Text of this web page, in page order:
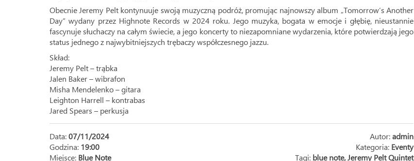
Obecnie Jeremy Pelt kontynuuje swoją muzyczną podróż, promując najnowszy album „Tomorrow’s Another
Day” wydany przez Highnote Records w 2024 roku. Jego muzyka, bogata w emocje i głębię, nieustannie
fascynuje słuchaczy na całym świecie, a jego koncerty to niezapomniane wydarzenia, które potwierdzają jego
status jednego z najwybitniejszych trębaczy współczesnego jazzu.
Skład:
Jeremy Pelt – trąbka
Jalen Baker – wibrafon
Misha Mendelenko – gitara
Leighton Harrell – kontrabas
Jared Spears – perkusja
Data:07/11/2024
Godzina: 19:00
Miejsce: Blue Note
Autor:admin
Kategoria: Eventy
Tagi: blue note,Jeremy Pelt Quintet